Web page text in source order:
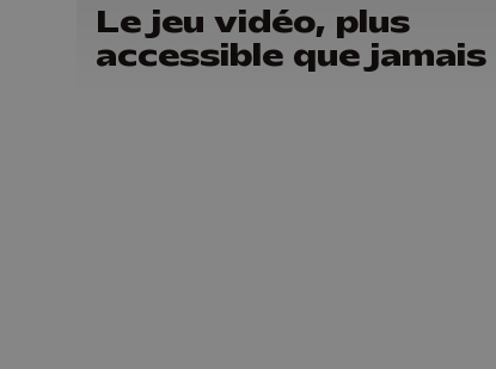
Le jeu vidéo, plus
accessible que jamais